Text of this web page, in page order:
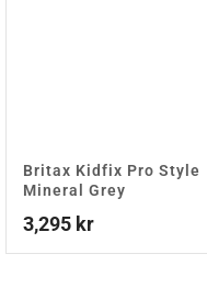
Britax Kidfix Pro Style
Mineral Grey
3,295 kr